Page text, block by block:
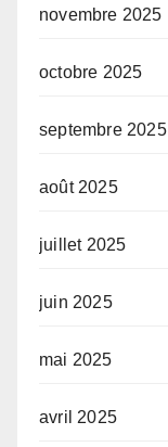
novembre 2025
octobre 2025
septembre 2025
août 2025
juillet 2025
juin 2025
mai 2025
avril 2025